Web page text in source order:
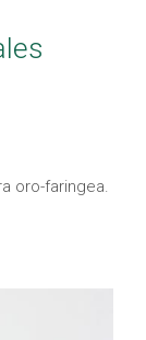
oro-faringea.